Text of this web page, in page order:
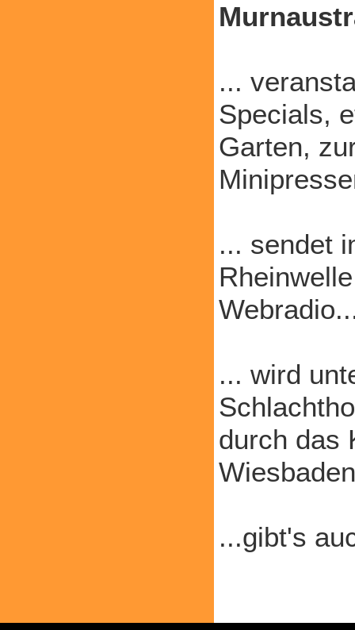
...
Specials,
Garten,
... sendet
... wird
durch das
...gibt's